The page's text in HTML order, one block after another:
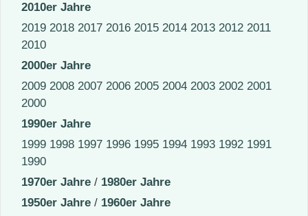
2010er Jahre
2019 2018 2017 2016 2015 2014 2013 2012 2011
2010
2000er Jahre
2009 2008 2007 2006 2005 2004 2003 2002 2001
2000
1990er Jahre
1999 1998 1997 1996 1995 1994 1993 1992 1991
1990
1970er Jahre / 1980er Jahre
1950er Jahre / 1960er Jahre